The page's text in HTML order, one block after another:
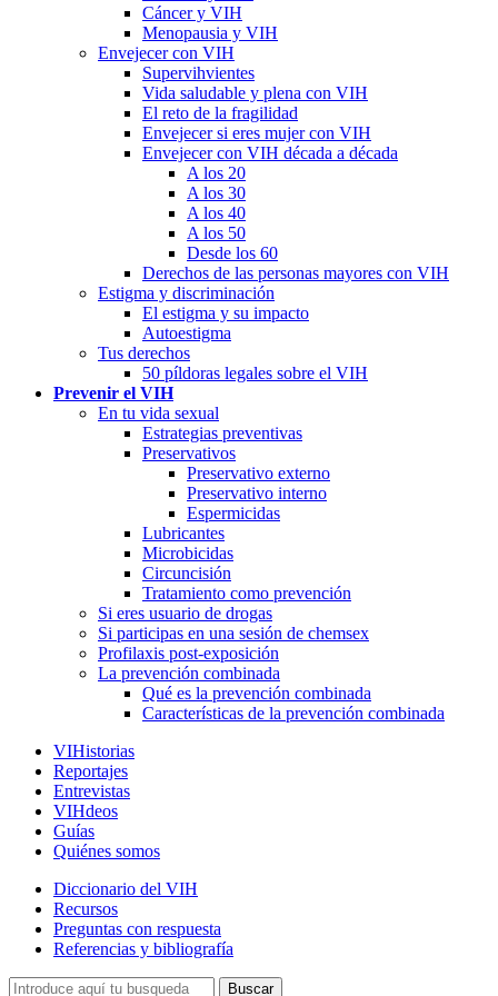
Cáncer y VIH
Menopausia y VIH
Envejecer con VIH
Supervihvientes
Vida saludable y plena con VIH
El reto de la fragilidad
Envejecer si eres mujer con VIH
Envejecer con VIH década a década
A los 20
A los 30
A los 40
A los 50
Desde los 60
Derechos de las personas mayores con VIH
Estigma y discriminación
El estigma y su impacto
Autoestigma
Tus derechos
50 píldoras legales sobre el VIH
Prevenir el VIH
En tu vida sexual
Estrategias preventivas
Preservativos
Preservativo externo
Preservativo interno
Espermicidas
Lubricantes
Microbicidas
Circuncisión
Tratamiento como prevención
Si eres usuario de drogas
Si participas en una sesión de chemsex
Profilaxis post-exposición
La prevención combinada
Qué es la prevención combinada
Características de la prevención combinada
VIHistorias
Reportajes
Entrevistas
VIHdeos
Guías
Quiénes somos
Diccionario del VIH
Recursos
Preguntas con respuesta
Referencias y bibliografía